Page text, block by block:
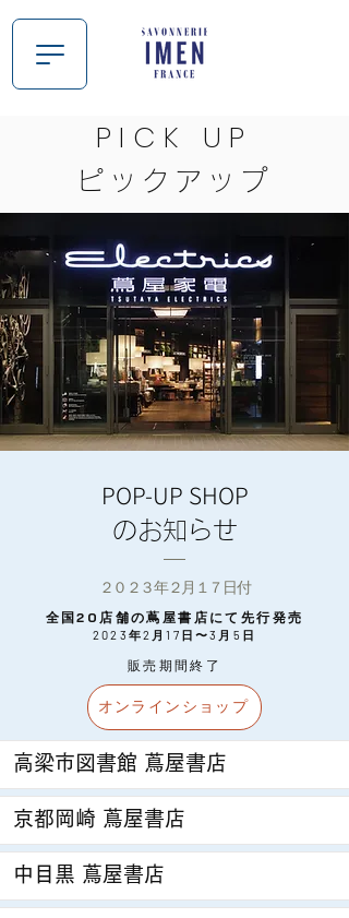
PICK UP
ピック アップ
POP-UP SHOP
​のお知らせ
２０２３年２月１７日付
全国20店舗の蔦屋書店にて先行発売
2023年​2月17日〜3月5日
​販売期間終了
オンラインショップ
高梁市図書館 蔦屋書店
京都岡崎 蔦屋書店
中目黒 蔦屋書店